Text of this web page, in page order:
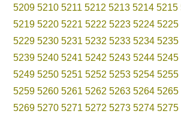
5209 5210 5211 5212 5213 5214 5215
5219 5220 5221 5222 5223 5224 5225
5229 5230 5231 5232 5233 5234 5235
5239 5240 5241 5242 5243 5244 5245
5249 5250 5251 5252 5253 5254 5255
5259 5260 5261 5262 5263 5264 5265
5269 5270 5271 5272 5273 5274 5275